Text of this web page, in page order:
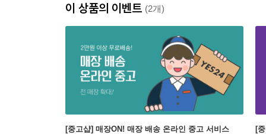
이 상품의 이벤트 (2개)
[중고샵] 매장ON! 매장 배송 온라인 중고 서비스 [